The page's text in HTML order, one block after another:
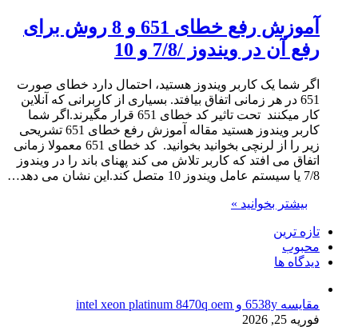
آموزش رفع خطای 651 و 8 روش برای
رفع آن در ویندوز /7/8 و 10
اگر شما یک کاربر ویندوز هستید، احتمال دارد خطای صورت
651 در هر زمانی اتفاق بیافتد. بسیاری از کاربرانی که آنلاین
کار میکنند تحت تاثیر کد خطای 651 قرار مگیرند.اگر شما
کاربر ویندوز هستید مقاله آموزش رفع خطای 651 تشریحی
زیر را از لرنچی بخوانید بخوانید. کد خطای 651 معمولا زمانی
اتفاق می افتد که کاربر تلاش می کند پهنای باند را در ویندوز
7/8 یا سیستم عامل ویندوز 10 متصل کند.این نشان می دهد…
بیشتر بخوانید »
تازه ترین
محبوب
دیدگاه ها
مقایسه 6538y و intel xeon platinum 8470q oem
فوریه 25, 2026